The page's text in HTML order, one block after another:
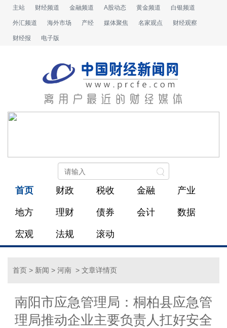
主站 财经频道 金融频道 A股动态 黄金频道 白银频道
外汇频道 海外市场 产经 媒体聚焦 名家观点 财经观察
财经报 电子版
首页 财政 税收 金融 产业
地方 理财 债券 会计 数据
宏观 法规 滚动
首页 > 新闻 > 河南 > 文章详情页
南阳市应急管理局：桐柏县应急管
理局推动企业主要负责人扛好安全